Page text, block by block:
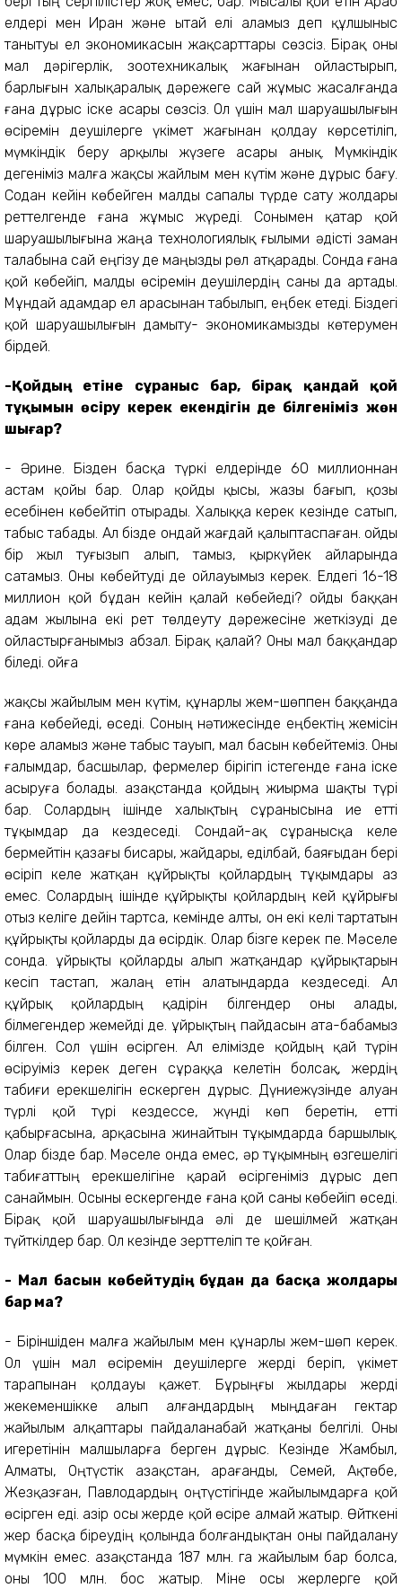
елдері мен Иран және Қытай елі аламыз деп құлшыныс
танытуы ел экономикасын жақсарттары сөзсіз. Бірақ оны
мал дәрігерлік, зоотехникалық жағынан ойластырып,
барлығын халықаралық дәрежеге сай жұмыс жасалғанда
ғана дұрыс іске асары сөзсіз. Ол үшін мал шаруашылығын
өсіремін деушілерге үкімет жағынан қолдау көрсетіліп,
мүмкіндік беру арқылы жүзеге асары анық. Мүмкіндік
дегеніміз малға жақсы жайлым мен күтім және дұрыс бағу.
Содан кейін көбейген малды сапалы түрде сату жолдары
реттелгенде ғана жұмыс жүреді. Сонымен қатар қой
шаруашылығына жаңа технологиялық ғылыми әдісті заман
талабына сай еңгізу де маңызды рөл атқарады. Сонда ғана
қой көбейіп, малды өсіремін деушілердің саны да артады.
Мұндай адамдар ел арасынан табылып, еңбек етеді. Біздегі
қой шаруашылығын дамыту- экономикамызды көтерумен
бірдей.
-Қойдың етіне сұраныс бар, бірақ қандай қой
тұқымын өсіру керек екендігін де білгеніміз жөн
шығар?
- Әрине. Бізден басқа түркі елдерінде 60 миллионнан
астам қойы бар. Олар қойды қысы, жазы бағып, қозы
есебінен көбейтіп отырады. Халыққа керек кезінде сатып,
табыс табады. Ал бізде ондай жағдай қалыптаспаған. Қойды
бір жыл туғызып алып, тамыз, қыркүйек айларында
сатамыз. Оны көбейтуді де ойлауымыз керек. Елдегі 16-18
миллион қой бұдан кейін қалай көбейеді? Қойды баққан
адам жылына екі рет төлдеуту дәрежесіне жеткізуді де
ойластырғанымыз абзал. Бірақ қалай? Оны мал баққандар
біледі. Қойға
жақсы жайылым мен күтім, құнарлы жем-шөппен баққанда
ғана көбейеді, өседі. Соның нәтижесінде еңбектің жемісін
көре аламыз және табыс тауып, мал басын көбейтеміз. Оны
ғалымдар, басшылар, фермелер бірігіп істегенде ғана іске
асыруға болады. Қазақстанда қойдың жиырма шақты түрі
бар. Солардың ішінде халықтың сұранысына ие етті
тұқымдар да кездеседі. Сондай-ақ сұранысқа келе
бермейтін қазағы бисары, жайдары, еділбай, баяғыдан бері
өсіріп келе жатқан құйрықты қойлардың тұқымдары аз
емес. Солардың ішінде құйрықты қойлардың кей құйрығы
отыз келіге дейін тартса, кемінде алты, он екі келі тартатын
құйрықты қойларды да өсірдік. Олар бізге керек пе. Мәселе
сонда. Құйрықты қойларды алып жатқандар құйрықтарын
кесіп тастап, жалаң етін алатындарда кездеседі. Ал
құйрық қойлардың қадірін білгендер оны алады,
білмегендер жемейді де. Құйрықтың пайдасын ата-бабамыз
білген. Сол үшін өсірген. Ал елімізде қойдың қай түрін
өсіруіміз керек деген сұраққа келетін болсақ, жердің
табиғи ерекшелігін ескерген дұрыс. Дүниежүзінде алуан
түрлі қой түрі кездессе, жүнді көп беретін, етті
қабырғасына, арқасына жинайтын тұқымдарда баршылық.
Олар бізде бар. Мәселе онда емес, әр тұқымның өзгешелігі
табиғаттың ерекшелігіне қарай өсіргеніміз дұрыс деп
санаймын. Осыны ескергенде ғана қой саны көбейіп өседі.
Бірақ қой шаруашылығында әлі де шешілмей жатқан
түйткілдер бар. Ол кезінде зерттеліп те қойған.
- Мал басын көбейтудің бұдан да басқа жолдары
бар ма?
- Біріншіден малға жайылым мен құнарлы жем-шөп керек.
Ол үшін мал өсіремін деушілерге жерді беріп, үкімет
тарапынан қолдауы қажет. Бұрыңғы жылдары жерді
жекеменшікке алып алғандардың мыңдаған гектар
жайылым алқаптары пайдаланабай жатқаны белгілі. Оны
игеретінін малшыларға берген дұрыс. Кезінде Жамбыл,
Алматы, Оңтүстік Қазақстан, Қарағанды, Семей, Ақтөбе,
Жезқазған, Павлодардың оңтүстігінде жайылымдарға қой
өсірген еді. Қазір осы жерде қой өсіре алмай жатыр. Өйткені
жер басқа біреудің қолында болғандықтан оны пайдалану
мүмкін емес. Қазақстанда 187 млн. га жайылым бар болса,
оны 100 млн. бос жатыр. Міне осы жерлерге қой